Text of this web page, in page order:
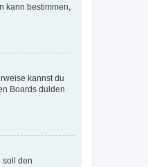
kann bestimmen,
kannst du
Boards dulden
soll den